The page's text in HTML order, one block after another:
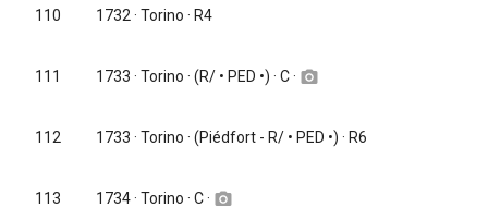
110 1732 · Torino · R4
111 1733 · Torino · (R/ • PED •) · C · camera_alt
112 1733 · Torino · (Piédfort - R/ • PED •) · R6
113 1734· Torino · C · camera_alt